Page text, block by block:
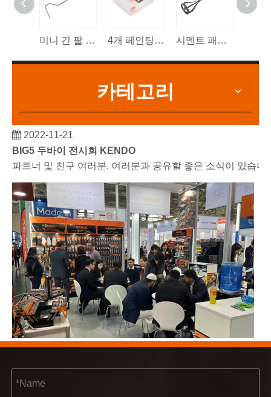
미니 긴 팔 강철 와이어 페인트 롤러 프레임 4개 페인팅 키트 3'/75mm 시멘트 패들 믹서 육각 생크
카테고리
2022-11-21
BIG5 두바이 전시회 KENDO
파트너 및 친구 여러분, 여러분과 공유할 좋은 소식이 있습
KENDO 쾰른 박람회 2023